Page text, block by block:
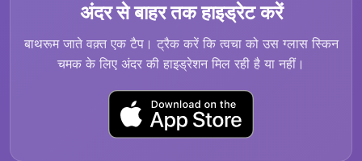
अंदर से बाहर तक हाइड्रेट करें
बाथरूम जाते वक़्त एक टैप। ट्रैक करें कि त्वचा को उस ग्लास स्किन
चमक के लिए अंदर की हाइड्रेशन मिल रही है या नहीं।